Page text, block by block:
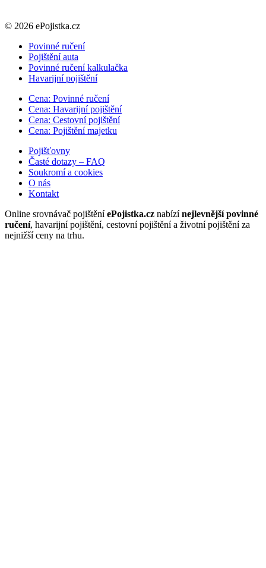
© 2026 ePojistka.cz
Povinné ručení
Pojištění auta
Povinné ručení kalkulačka
Havarijní pojištění
Cena: Povinné ručení
Cena: Havarijní pojištění
Cena: Cestovní pojištění
Cena: Pojištění majetku
Pojišťovny
Časté dotazy – FAQ
Soukromí a cookies
O nás
Kontakt
Online srovnávač pojištěníePojistka.cz nabízínejlevnější povinné
ručení, havarijní pojištění, cestovní pojištění a životní pojištění za
nejnižší ceny na trhu.